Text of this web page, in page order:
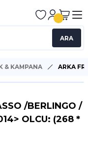
ARA
& KAMPANA ARKA
/BERLINGO /
OLCU: (268 *